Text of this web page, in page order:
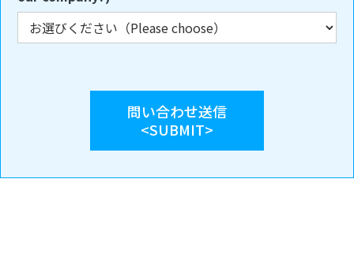
問い合わせ送信
<SUBMIT>